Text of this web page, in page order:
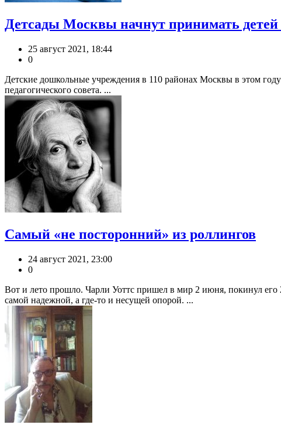
Детсады Москвы начнут принимать детей
25 август 2021, 18:44
0
Детские дошкольные учреждения в 110 районах Москвы в этом
педагогического совета. ...
Самый «не посторонний» из роллингов
24 август 2021, 23:00
0
Вот и лето прошло. Чарли Уоттс пришел в мир 2 июня, покинул его
самой надежной, а где-то и несущей опорой. ...